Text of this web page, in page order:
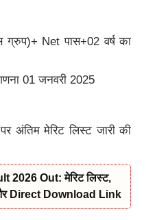
Net पास+02 वर्ष का
01 जनवरी 2025
अंतिम मेरिट लिस्ट जारी की
2026 Out: मेरिट लिस्ट,
Direct Download Link